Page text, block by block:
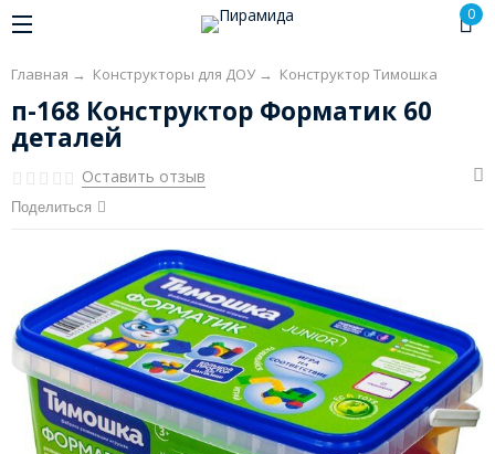
0
Главная → Конструкторы для ДОУ → Конструктор Тимошка
п-168 Конструктор Форматик 60
деталей
Оставить отзыв
Поделиться